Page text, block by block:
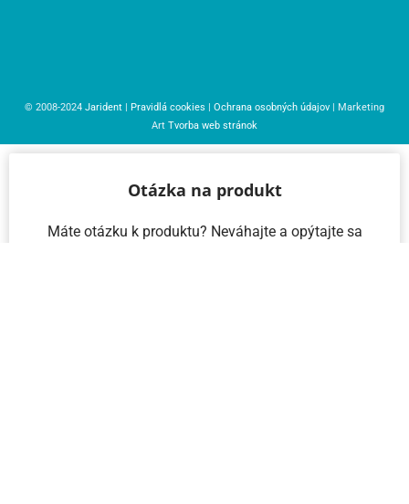
© 2008-2024 Jarident | Pravidlá cookies | Ochrana osobných údajov | Marketing
Art Tvorba web stránok
Otázka na produkt
Máte otázku k produktu? Neváhajte a opýtajte sa